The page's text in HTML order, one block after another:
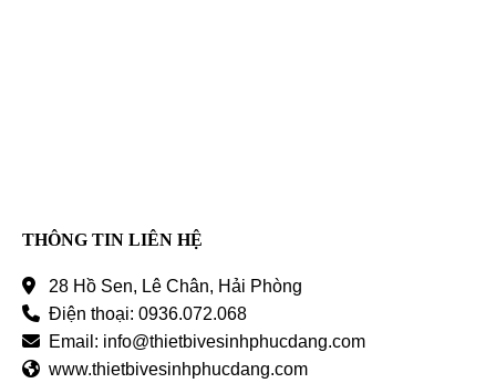
THÔNG TIN LIÊN HỆ
28 Hồ Sen, Lê Chân, Hải Phòng
Điện thoại: 0936.072.068
Email: info@thietbivesinhphucdang.com
www.thietbivesinhphucdang.com